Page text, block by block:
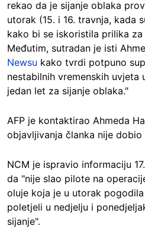
rekao da je sijanje oblaka
utorak (15. i 16. travnja, kada
kako bi se iskoristila prilika
Međutim, sutradan je isti
Newsu kako tvrdi potpuno
nestabilnih vremenskih uvjeta
jedan let za sijanje oblaka."
AFP je kontaktirao Ahmeda
objavljivanja članka nije dobio
NCM je ispravio informaciju
da "nije slao pilote na
oluje koja je u utorak
poletjeli u nedjelju i
sijanje".